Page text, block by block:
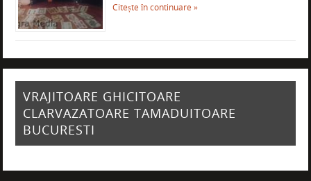
Citește în continuare »
VRAJITOARE GHICITOARE
CLARVAZATOARE TAMADUITOARE
BUCURESTI